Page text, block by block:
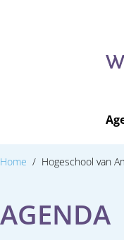
Home Hogeschool van
AGENDA